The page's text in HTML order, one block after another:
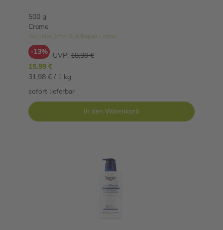
500 g
Creme
inklusive After Sun Repair Lotion
-13% UVP: 18,30 €
15,99 €
31,98 € / 1 kg
sofort lieferbar
In den Warenkorb